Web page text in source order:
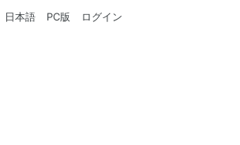
日本語 PC版 ログイン